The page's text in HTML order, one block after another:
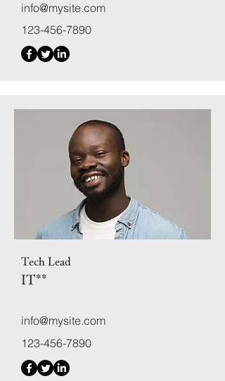
info@mysite.com
123-456-7890
Tech Lead
IT**
info@mysite.com
123-456-7890